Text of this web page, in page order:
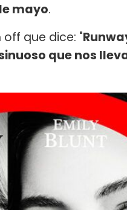
mayo.
que dice: "
que nos